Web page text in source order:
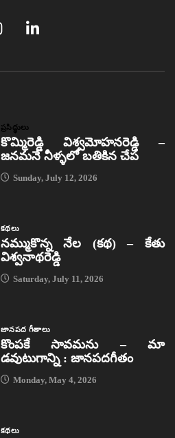
ప్రసిద్ధులు
కొమ్మిరెడ్డి విశ్వమోహనరెడ్డి –
జనమనే నీళ్ళలో బతికిన చేప
Sunday, July 12, 2026
కథలు
నమ్ముకొన్న నేల (కథ) – కేతు
విశ్వనాథరెడ్డి
Saturday, July 11, 2026
జానపద గీతాలు
కొంపకే సావమను – మా
డవుటుగాన్ని : జానపదగీతం
Monday, May 4, 2026
కథలు